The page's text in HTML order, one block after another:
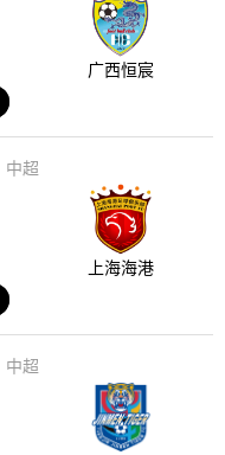
广西恒宸
中超
上海海港
中超